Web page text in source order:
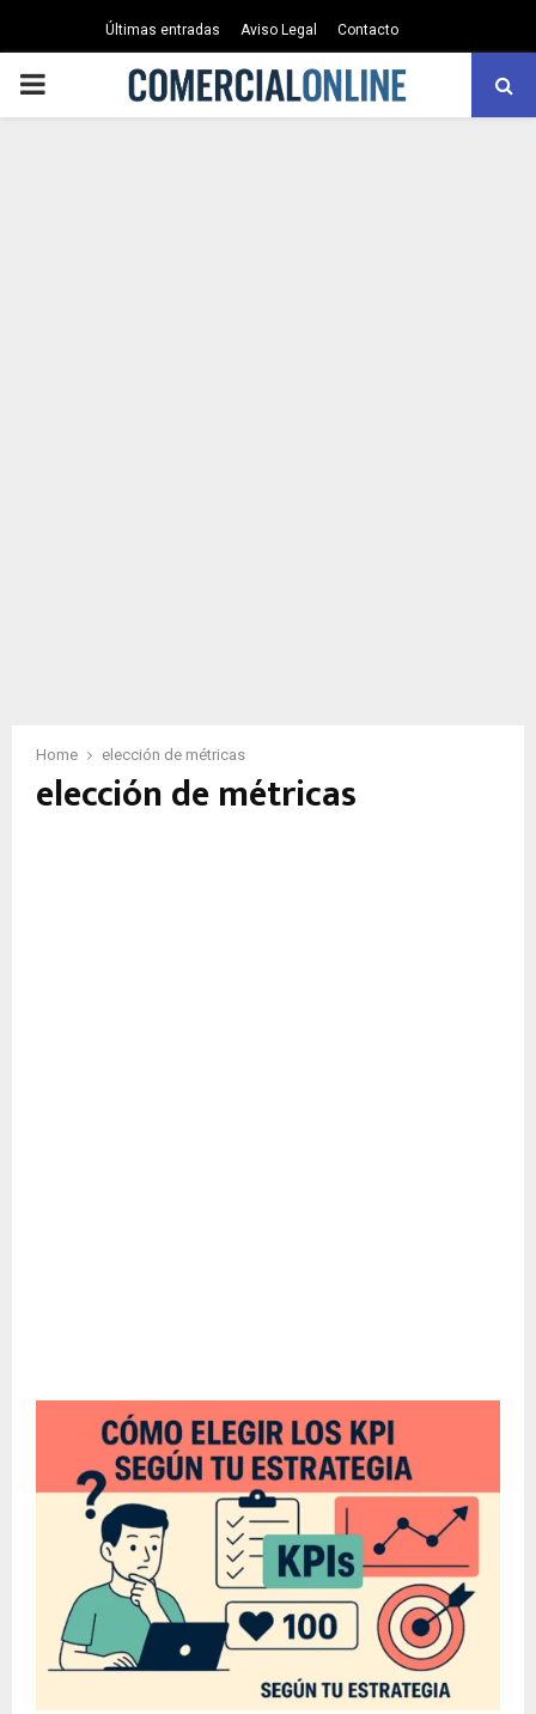
Últimas entradas Aviso Legal Contacto
PRIMARY
Home elección de métricas
elección de métricas